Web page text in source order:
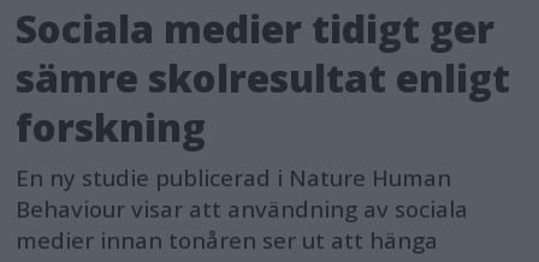
Sociala medier tidigt ger
sämre skolresultat enligt
forskning
En ny studie publicerad i Nature Human
Behaviour visar att användning av sociala
medier innan tonåren ser ut att hänga